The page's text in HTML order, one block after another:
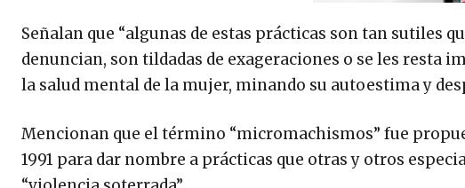
Señalan que “algunas de estas prácticas son tan sutiles
denuncian, son tildadas de exageraciones o se les resta
la salud mental de la mujer, minando su autoestima y
Mencionan que el término “micromachismos” fue
1991 para dar nombre a prácticas que otras y otros